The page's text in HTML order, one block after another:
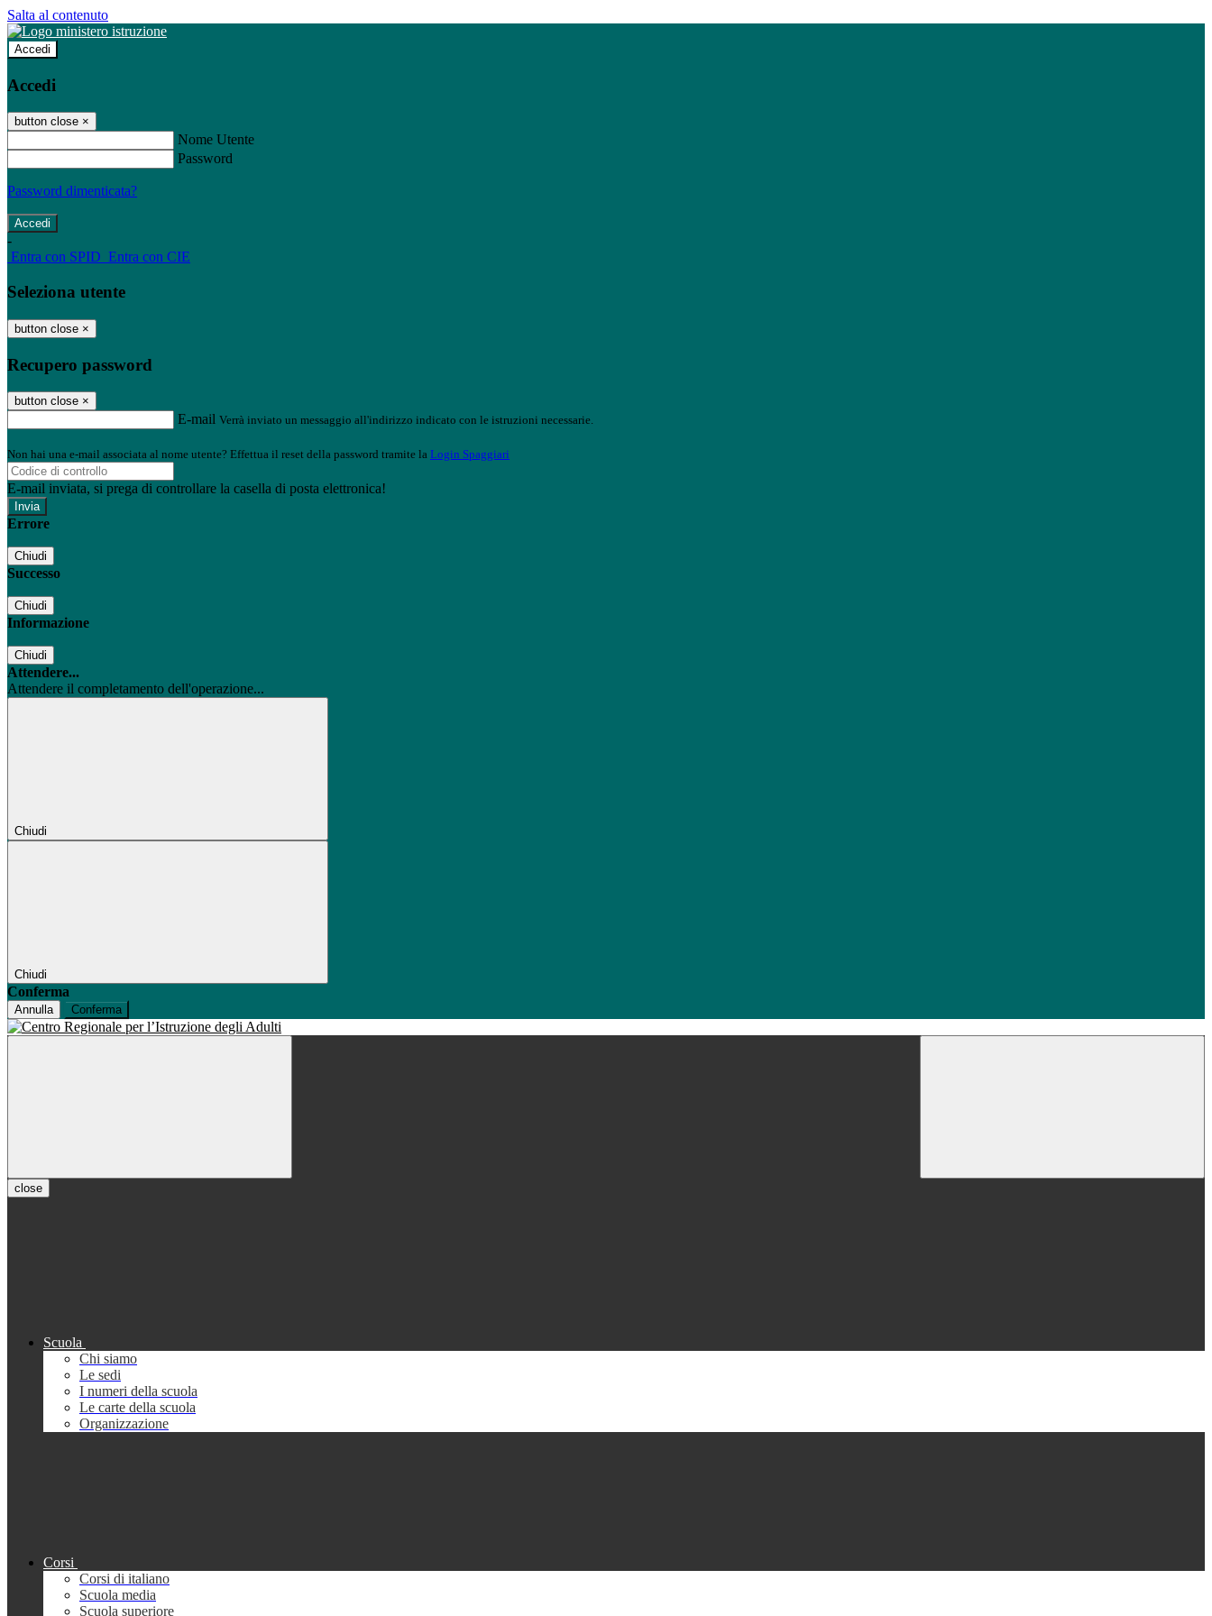
Salta al contenuto
Accedi
Accedi
button close ×
Nome Utente
Password
Password dimenticata?
-
Entra con SPID Entra con CIE
Seleziona utente
button close ×
Recupero password
button close ×
E-mail Verrà inviato un messaggio all'indirizzo indicato con le istruzioni necessarie.
Non hai una e-mail associata al nome utente? Effettua il reset della password tramite la Login Spaggiari
E-mail inviata, si prega di controllare la casella di posta elettronica!
Errore
Chiudi
Successo
Chiudi
Informazione
Chiudi
Attendere...
Attendere il completamento dell'operazione...
Chiudi
Chiudi
Conferma
Annulla Conferma
close
Scuola
Chi siamo
Le sedi
I numeri della scuola
Le carte della scuola
Organizzazione
Corsi
Corsi di italiano
Scuola media
Scuola superiore